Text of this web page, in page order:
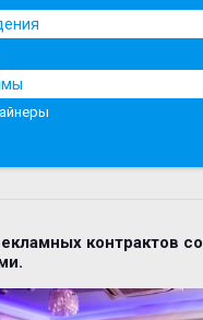
контрактов со